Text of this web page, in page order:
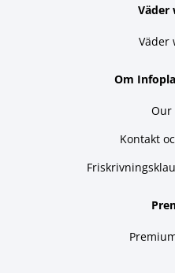
Väder
Väder
Om
Our
Kontakt